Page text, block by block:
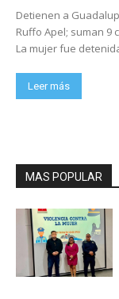
Detienen a
Ruffo Apel; suman
La mujer fue
Leer más
MAS POPULAR